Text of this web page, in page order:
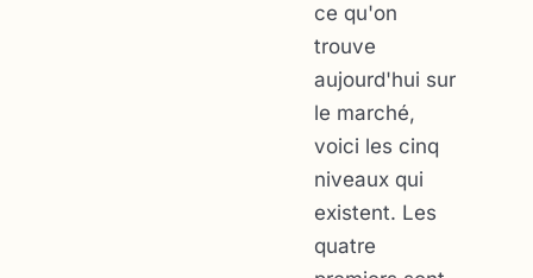
ce qu'on
trouve
aujourd'hui sur
le marché,
voici les cinq
niveaux qui
existent. Les
quatre